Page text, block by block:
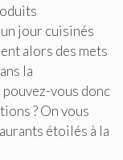
jour cuisinés
alors des mets
la
vous donc
? On vous
étoilés à la